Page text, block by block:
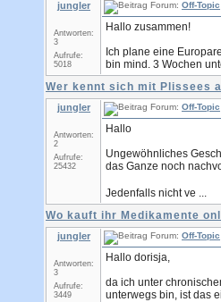
jungler
Antworten:
3
Aufrufe:
5018
Forum: Off-Topic
Hallo zusammen!
Ich plane eine
bin mind. 3 Wochen
Wer kennt sich mit Plissees
jungler
Antworten:
2
Aufrufe:
25432
Forum: Off-Topic
Hallo
Ungewöhnliches
das Ganze noch
Jedenfalls nicht ve ...
Wo kauft ihr Medikamente
jungler
Antworten:
3
Aufrufe:
3449
Forum: Off-Topic
Hallo dorisja,
da ich unter
unterwegs bin, ist das